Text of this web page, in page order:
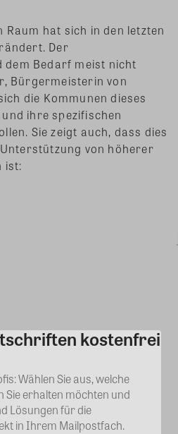
Raum hat sich in den letzten
Der
Bedarf meist nicht
Bürgermeisterin von
die Kommunen dieses
ihre spezifischen
Sie zeigt auch, dass dies
von höherer
ist:
kostenfrei
Wählen Sie aus, welche
erhalten möchten und
Lösungen für die
in Ihrem Mailpostfach.